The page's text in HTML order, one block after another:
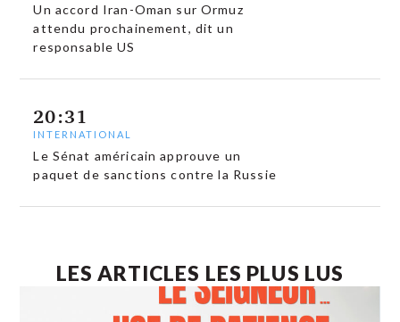
Un accord Iran-Oman sur Ormuz
attendu prochainement, dit un
responsable US
20:31
INTERNATIONAL
Le Sénat américain approuve un
paquet de sanctions contre la Russie
LES ARTICLES LES PLUS LUS